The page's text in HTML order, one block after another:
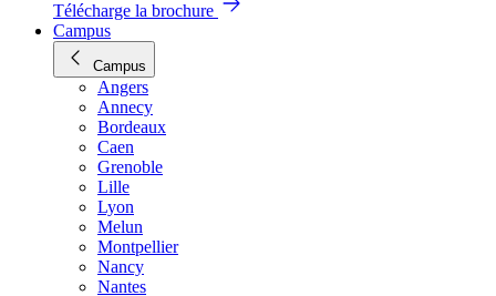
Télécharge la brochure
Campus
Campus
Angers
Annecy
Bordeaux
Caen
Grenoble
Lille
Lyon
Melun
Montpellier
Nancy
Nantes